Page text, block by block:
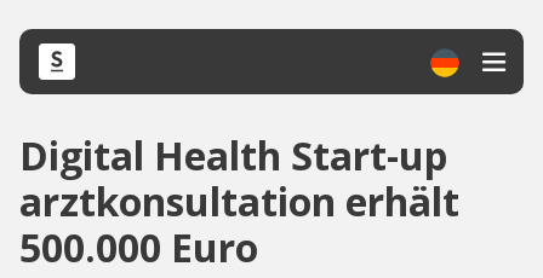
Digital Health Start-up
arztkonsultation erhält
500.000 Euro